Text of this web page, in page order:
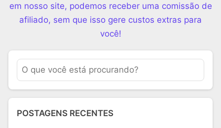
em nosso site, podemos receber uma comissão de
afiliado, sem que isso gere custos extras para
você!
POSTAGENS RECENTES